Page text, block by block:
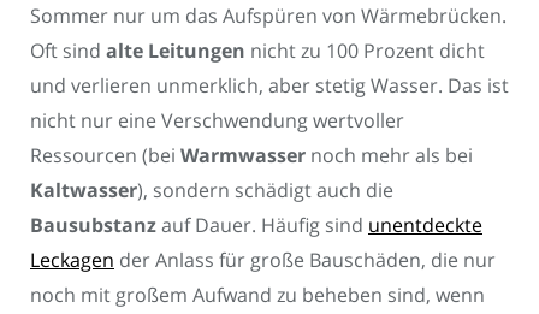
Sommer nur um das Aufspüren von Wärmebrücken.
Oft sind alte Leitungen nicht zu 100 Prozent dicht
und verlieren unmerklich, aber stetig Wasser. Das ist
nicht nur eine Verschwendung wertvoller
Ressourcen (bei Warmwasser noch mehr als bei
Kaltwasser), sondern schädigt auch die
Bausubstanzauf Dauer. Häufig sind unentdeckte
Leckagen der Anlass für große Bauschäden, die nur
noch mit großem Aufwand zu beheben sind, wenn